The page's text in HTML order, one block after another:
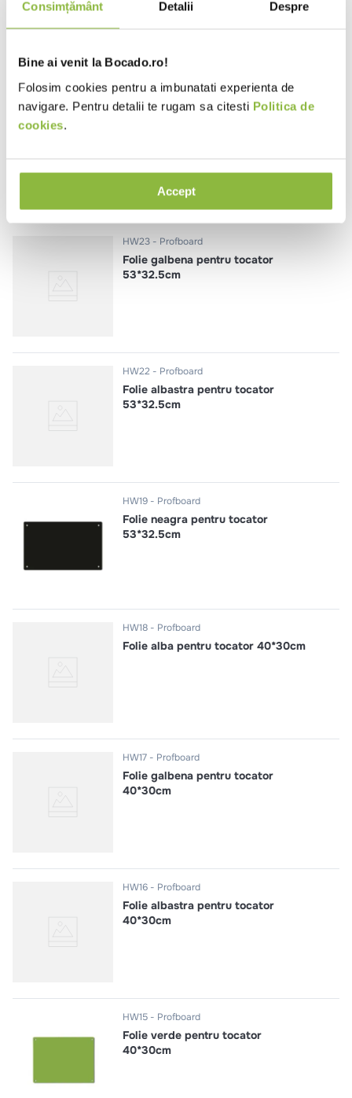
Consimțământ Detalii Despre
Bine ai venit la Bocado.ro!
Folosim cookies pentru a imbunatati experienta de
navigare. Pentru detalii te rugam sa citesti Politica de
cookies.
Accept
53*32.5cm
HW24 Profboard
HW23 Profboard
Folie galbena pentru tocator
53*32.5cm
HW22 Profboard
Folie albastra pentru tocator
53*32.5cm
HW19 Profboard
Folie neagra pentru tocator
53*32.5cm
HW18 Profboard
Folie alba pentru tocator 40*30cm
HW17 Profboard
Folie galbena pentru tocator
40*30cm
HW16 Profboard
Folie albastra pentru tocator
40*30cm
HW15 Profboard
Folie verde pentru tocator
40*30cm